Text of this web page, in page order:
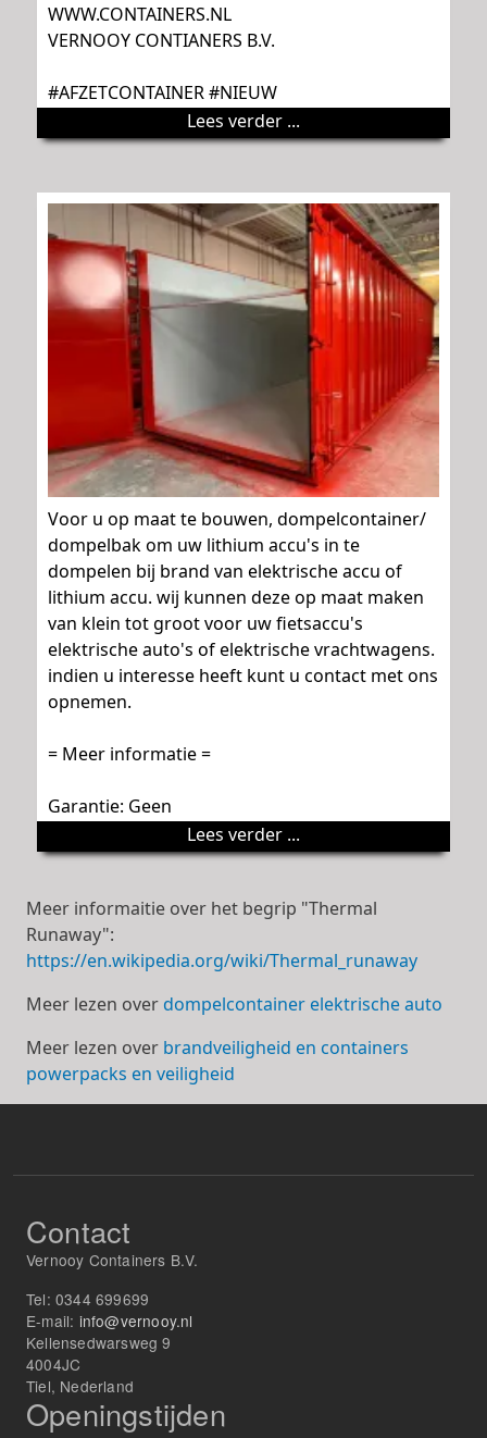
WWW.CONTAINERS.NL
VERNOOY CONTIANERS B.V.
#AFZETCONTAINER #NIEUW
Lees verder ...
Voor u op maat te bouwen, dompelcontainer/
dompelbak om uw lithium accu's in te
dompelen bij brand van elektrische accu of
lithium accu. wij kunnen deze op maat maken
van klein tot groot voor uw fietsaccu's
elektrische auto's of elektrische vrachtwagens.
indien u interesse heeft kunt u contact met ons
opnemen.
= Meer informatie =
Garantie: Geen
Lees verder ...
Meer informaitie over het begrip "Thermal
Runaway":
https://en.wikipedia.org/wiki/Thermal_runaway
Meer lezen overdompelcontainer elektrische auto
Meer lezen over brandveiligheid en containers
powerpacks en veiligheid
Contact
Vernooy Containers B.V.
Tel: 0344 699699
E-mail: info@vernooy.nl
Kellensedwarsweg 9
4004JC
Tiel, Nederland
Openingstijden